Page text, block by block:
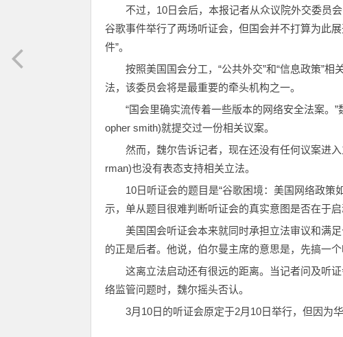
不过，10日会后，本报记者从众议院外交委员
谷歌事件举行了两场听证会，但国会并不打算为此
件”。
按照美国国会分工，“公共外交”和“信息政策”
法，该委员会将是最重要的牵头机构之一。
“国会里确实流传着一些版本的网络安全法案。
opher smith)就提交过一份相关议案。
然而，魏尔告诉记者，现在还没有任何议案进
rman)也没有表态支持相关立法。
10日听证会的题目是“谷歌困境：美国网络政策
示，单从题目很难判断听证会的真实意图是否在于启
美国国会听证会本来就同时承担立法审议和满
的正是后者。他说，伯尔曼主席的意思是，先搞一
这离立法启动还有很远的距离。当记者问及听
络监管问题时，魏尔摇头否认。
3月10日的听证会原定于2月10日举行，但因为